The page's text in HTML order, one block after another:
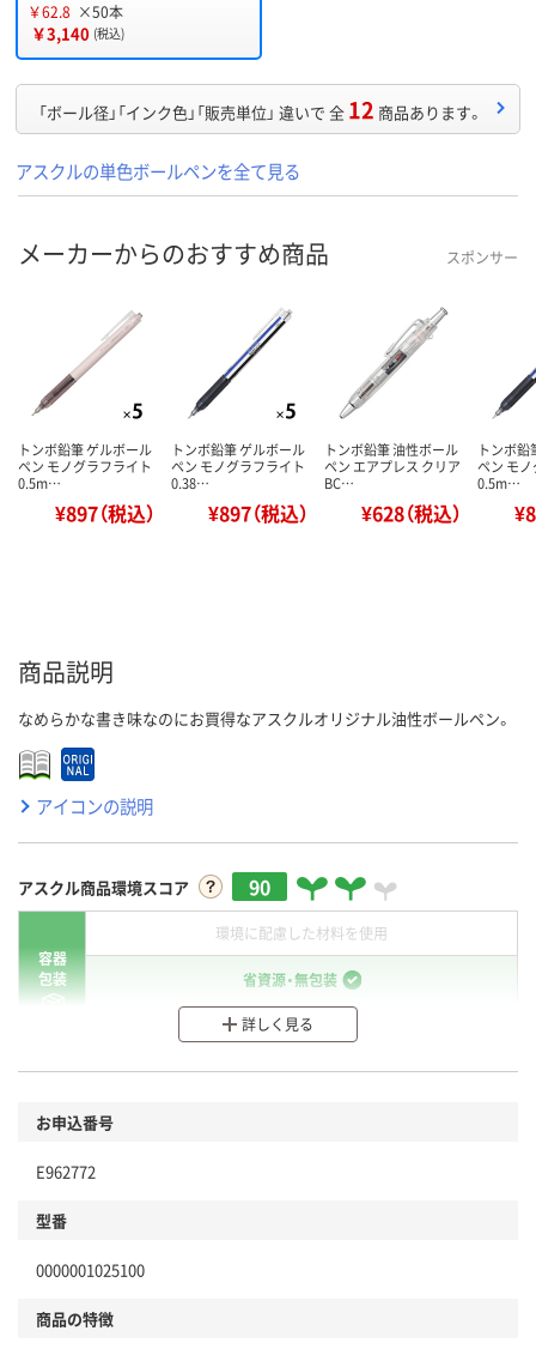
￥62.8 ×50本
￥3,140 (税込)
「ボール径」「インク色」「販売単位」 違いで 全 12 商品あります。
アスクルの単色ボールペンを全て見る
メーカーからのおすすめ商品 スポンサー
トンボ鉛筆 ゲルボール
ペン モノグラフライト
0.5m…
¥897（税込）
トンボ鉛筆 ゲルボール
ペン モノグラフライト
0.38…
¥897（税込）
トンボ鉛筆 油性ボール
ペン エアプレス クリア
BC…
¥628（税込）
トンボ鉛
ペン モ
0.5m…
商品説明
なめらかな書き味なのにお買得なアスクルオリジナル油性ボールペン。
アイコンの説明
アスクル商品環境スコア 90
容器
包装
環境に配慮した材料を使用
省資源・無包装
分別・リサイクルしやすい設計
商品
本体
仕組
詳しく見る
お申込番号
E962772
型番
0000001025100
商品の特徴